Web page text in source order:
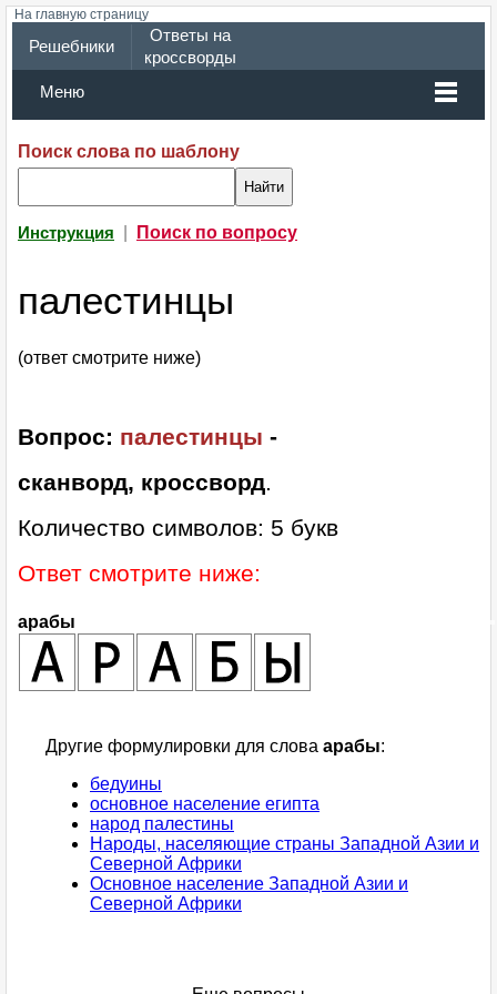
На главную страницу
Решебники
Ответы на
кроссворды
Меню
Поиск слова по шаблону
Инструкция Поиск по вопросу
палестинцы
(ответ смотрите ниже)
Вопрос: палестинцы -
сканворд, кроссворд.
Количество символов: 5 букв
Ответ смотрите ниже:
арабы
Другие формулировки для слова арабы:
бедуины
основное население египта
народ палестины
Народы, населяющие страны Западной Азии и
Северной Африки
Основное население Западной Азии и
Северной Африки